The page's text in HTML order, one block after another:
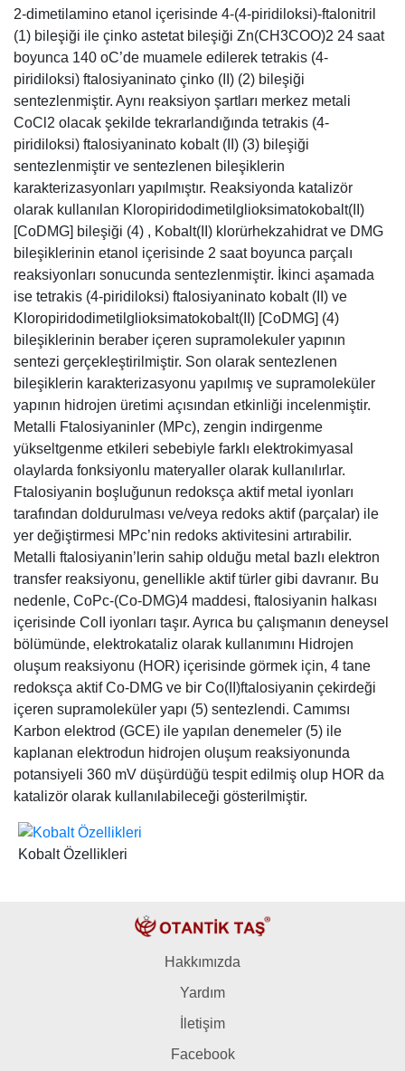
2-dimetilamino etanol içerisinde 4-(4-piridiloksi)-ftalonitril
(1) bileşiği ile çinko astetat bileşiği Zn(CH3COO)2 24 saat
boyunca 140 oC’de muamele edilerek tetrakis (4-
piridiloksi) ftalosiyaninato çinko (II) (2) bileşiği
sentezlenmiştir. Aynı reaksiyon şartları merkez metali
CoCl2 olacak şekilde tekrarlandığında tetrakis (4-
piridiloksi) ftalosiyaninato kobalt (II) (3) bileşiği
sentezlenmiştir ve sentezlenen bileşiklerin
karakterizasyonları yapılmıştır. Reaksiyonda katalizör
olarak kullanılan Kloropiridodimetilglioksimatokobalt(II)
[CoDMG] bileşiği (4) , Kobalt(II) klorürhekzahidrat ve DMG
bileşiklerinin etanol içerisinde 2 saat boyunca parçalı
reaksiyonları sonucunda sentezlenmiştir. İkinci aşamada
ise tetrakis (4-piridiloksi) ftalosiyaninato kobalt (II) ve
Kloropiridodimetilglioksimatokobalt(II) [CoDMG] (4)
bileşiklerinin beraber içeren supramolekuler yapının
sentezi gerçekleştirilmiştir. Son olarak sentezlenen
bileşiklerin karakterizasyonu yapılmış ve supramoleküler
yapının hidrojen üretimi açısından etkinliği incelenmiştir.
Metalli Ftalosiyaninler (MPc), zengin indirgenme
yükseltgenme etkileri sebebiyle farklı elektrokimyasal
olaylarda fonksiyonlu materyaller olarak kullanılırlar.
Ftalosiyanin boşluğunun redoksça aktif metal iyonları
tarafından doldurulması ve/veya redoks aktif (parçalar) ile
yer değiştirmesi MPc’nin redoks aktivitesini artırabilir.
Metalli ftalosiyanin’lerin sahip olduğu metal bazlı elektron
transfer reaksiyonu, genellikle aktif türler gibi davranır. Bu
nedenle, CoPc-(Co-DMG)4 maddesi, ftalosiyanin halkası
içerisinde CoII iyonları taşır. Ayrıca bu çalışmanın deneysel
bölümünde, elektrokataliz olarak kullanımını Hidrojen
oluşum reaksiyonu (HOR) içerisinde görmek için, 4 tane
redoksça aktif Co-DMG ve bir Co(II)ftalosiyanin çekirdeği
içeren supramoleküler yapı (5) sentezlendi. Camımsı
Karbon elektrod (GCE) ile yapılan denemeler (5) ile
kaplanan elektrodun hidrojen oluşum reaksiyonunda
potansiyeli 360 mV düşürdüğü tespit edilmiş olup HOR da
katalizör olarak kullanılabileceği gösterilmiştir.
Kobalt Özellikleri
Hakkımızda
Yardım
İletişim
Facebook